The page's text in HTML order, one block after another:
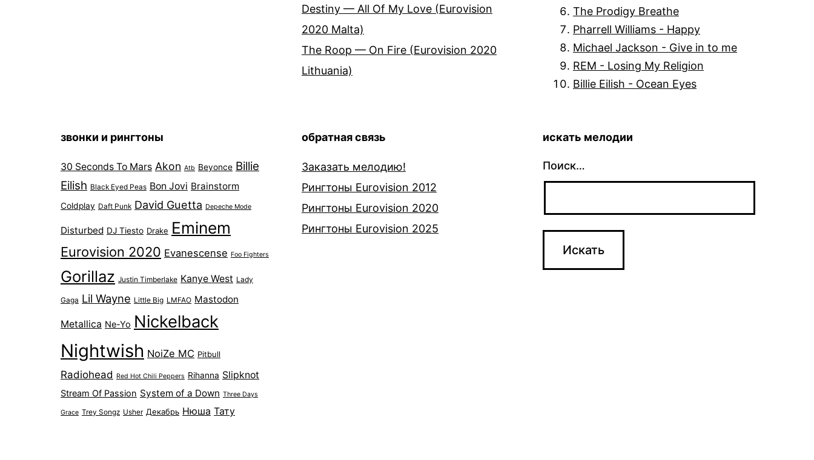
Destiny — All Of My Love (Eurovision
2020 Malta)
The Roop — On Fire (Eurovision 2020
Lithuania)
The Prodigy Breathe
Pharrell Williams - Happy
Michael Jackson - Give in to me
REM - Losing My Religion
Billie Eilish - Ocean Eyes
звонки и рингтоны
30 Seconds To Mars Akon Atb Beyonce Billie
Eilish Black Eyed Peas Bon Jovi Brainstorm
Coldplay Daft Punk David Guetta Depeche Mode
Disturbed DJ Tiesto Drake Eminem
Eurovision 2020 Evanescense Foo Fighters
Gorillaz Justin Timberlake Kanye West Lady
Gaga Lil Wayne Little Big LMFAO Mastodon
Metallica Ne-Yo Nickelback
Nightwish NoiZe MC Pitbull
Radiohead Red Hot Chili Peppers Rihanna Slipknot
Stream Of Passion System of a Down Three Days
Grace Trey Songz Usher Декабрь Нюша Тату
обратная связь
Заказать мелодию!
Рингтоны Eurovision 2012
Рингтоны Eurovision 2020
Рингтоны Eurovision 2025
искать мелодии
Поиск…